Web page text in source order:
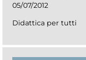
05/07/2012
Didattica per tutti